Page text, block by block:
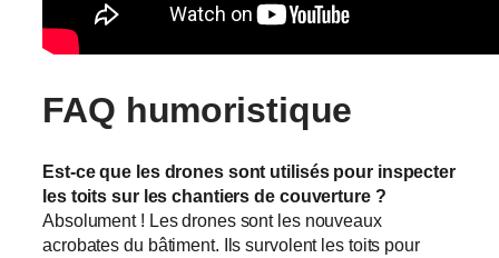
FAQ humoristique
Est-ce que les drones sont utilisés pour inspecter
les toits sur les chantiers de couverture ?
Absolument ! Les drones sont les nouveaux
acrobates du bâtiment. Ils survolent les toits pour